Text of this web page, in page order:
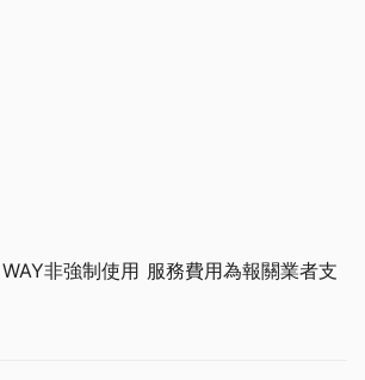
非強制使用 服務費用為報關業者支